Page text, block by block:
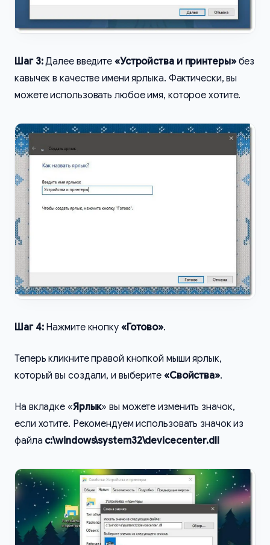
Шаг 3:Далее введите «Устройства и принтеры»без
кавычек в качестве имени ярлыка. Фактически, вы
можете использовать любое имя, которое хотите.
Шаг 4: Нажмите кнопку «Готово».
Теперь кликните правой кнопкой мыши ярлык,
который вы создали, и выберите «Свойства».
На вкладке «Ярлык» вы можете изменить значок,
если хотите. Рекомендуем использовать значок из
файла c:\windows\system32\devicecenter.dll